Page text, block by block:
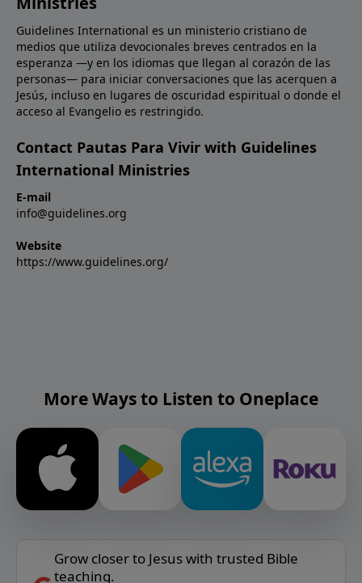
Guidelines International es un ministerio cristiano de
medios que utiliza devocionales breves centrados en la
esperanza —y en los idiomas que llegan al corazón de las
personas— para iniciar conversaciones que las acerquen a
Jesús, incluso en lugares de oscuridad espiritual o donde el
acceso al Evangelio es restringido.
Contact Pautas Para Vivir with Guidelines
International Ministries
E-mail
info@guidelines.org
Website
https://www.guidelines.org/
More Ways to Listen to Oneplace
Grow closer to Jesus with trusted Bible
teaching.